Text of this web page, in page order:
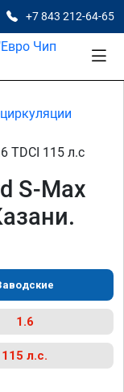
+7 843 212-64-65
TDCI 115 л.с
S-Max
1.6
115 л.с.